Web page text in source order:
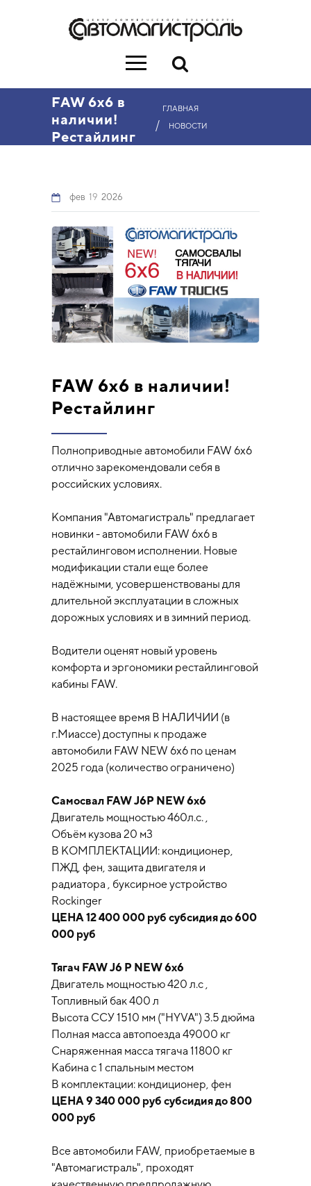
FAW 6x6 в
наличии!
Рестайлинг
ГЛАВНАЯ
/ НОВОСТИ
фев 19 2026
FAW 6x6 в наличии!
Рестайлинг
Полноприводные автомобили FAW 6х6
отлично зарекомендовали себя в
российских условиях.
Компания "Автомагистраль" предлагает
новинки - автомобили FAW 6х6 в
рестайлинговом исполнении. Новые
модификации стали еще более
надёжными, усовершенствованы для
длительной эксплуатации в сложных
дорожных условиях и в зимний период.
Водители оценят новый уровень
комфорта и эргономики рестайлинговой
кабины FAW.
В настоящее время В НАЛИЧИИ (в
г.Миассе) доступны к продаже
автомобили FAW NEW 6x6 по ценам
2025 года (количество ограничено)
Самосвал FAW J6P NEW 6x6
Двигатель мощностью 460л.с. ,
Объём кузова 20 м3
В КОМПЛЕКТАЦИИ: кондиционер,
ПЖД, фен, защита двигателя и
радиатора , буксирное устройство
Rockinger
ЦЕНА 12 400 000 руб субсидия до 600
000 руб
Тягач FAW J6 P NEW 6х6
Двигатель мощностью 420 л.с ,
Топливный бак 400 л
Высота ССУ 1510 мм ("HYVA") 3.5 дюйма
Полная масса автопоезда 49000 кг
Снаряженная масса тягача 11800 кг
Кабина с 1 спальным местом
В комплектации: кондиционер, фен
ЦЕНА 9 340 000 руб субсидия до 800
000 руб
Все автомобили FAW, приобретаемые в
"Автомагистраль", проходят